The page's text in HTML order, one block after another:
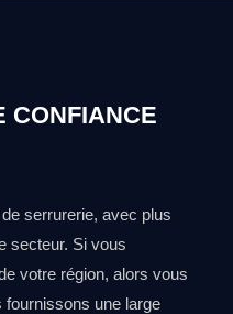
CONFIANCE
serrurerie, avec plus
secteur. Si vous
votre région, alors vous
fournissons une large